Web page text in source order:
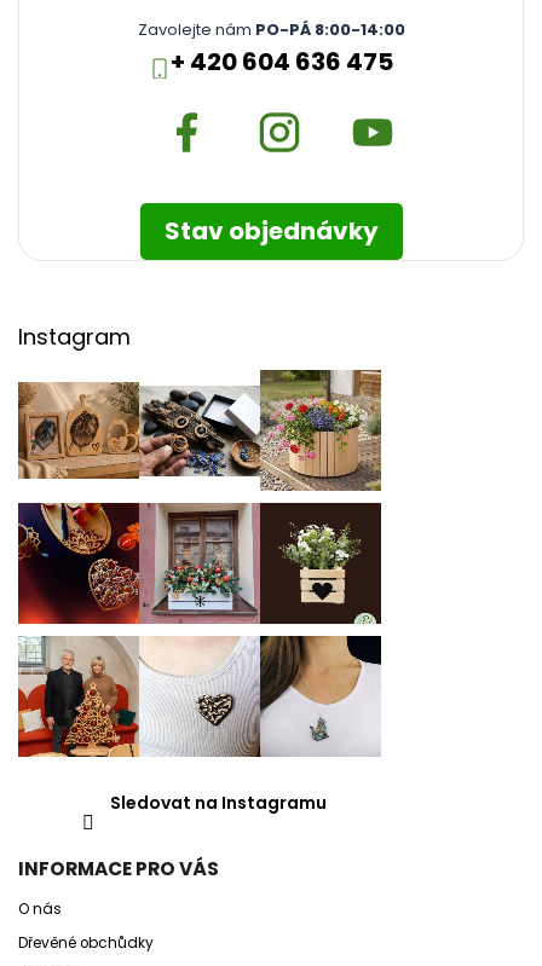
Zavolejte nám PO-PÁ 8:00-14:00
+ 420 604 636 475
Stav objednávky
Instagram
Sledovat na Instagramu
INFORMACE PRO VÁS
O nás
Dřevěné obchůdky